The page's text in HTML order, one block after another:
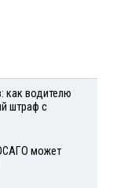
как водителю
штраф с
может